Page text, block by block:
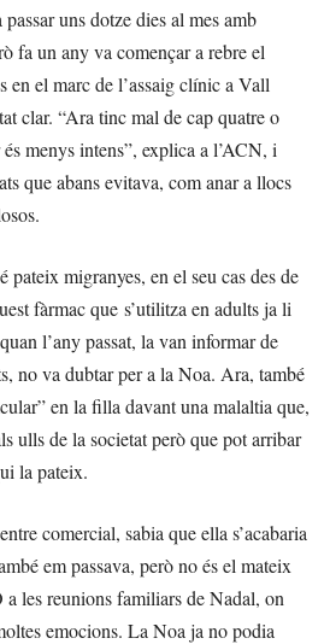
uns dotze dies al mes amb
fa un any va començar a rebre el
en el marc de l’assaig clínic a Vall
clar. “Ara tinc mal de cap quatre o
menys intens”, explica a l’ACN, i
que abans evitava, com anar a llocs
pateix migranyes, en el seu cas des de
fàrmac que s’utilitza en adults ja li
l’any passat, la van informar de
no va dubtar per a la Noa. Ara, també
en la filla davant una malaltia que,
ulls de la societat però que pot arribar
la pateix.
comercial, sabia que ella s’acabaria
em passava, però no és el mateix
les reunions familiars de Nadal, on
emocions. La Noa ja no podia